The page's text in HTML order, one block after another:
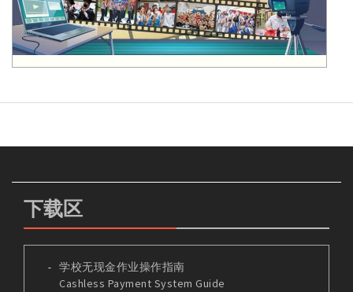
下载区
学校无现金作业操作指南
Cashless Payment System Guide